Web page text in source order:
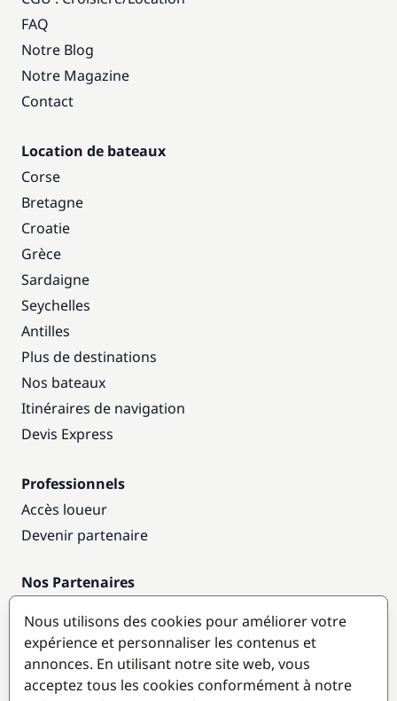
FAQ
Notre Blog
Notre Magazine
Contact
Location de bateaux
Corse
Bretagne
Croatie
Grèce
Sardaigne
Seychelles
Antilles
Plus de destinations
Nos bateaux
Itinéraires de navigation
Devis Express
Professionnels
Accès loueur
Devenir partenaire
Nos Partenaires
Destinations populaires
Nous utilisons des cookies pour améliorer votre
expérience et personnaliser les contenus et
annonces. En utilisant notre site web, vous
acceptez tous les cookies conformément à notre